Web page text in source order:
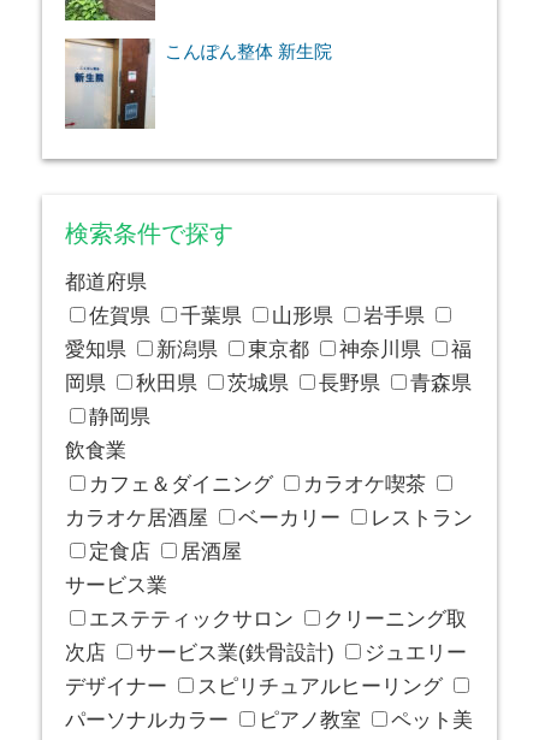
こんぽん整体 新生院
検索条件で探す
都道府県
佐賀県
千葉県 山形県
岩手県
愛知県
新潟県 東京都 神奈川県
福
岡県
秋田県 茨城県 長野県
青森県
静岡県
飲食業
カフェ＆ダイニング
カラオケ喫茶
カラオケ居酒屋
ベーカリー
レストラン
定食店
居酒屋
サービス業
エステティックサロン
クリーニング取
次店
サービス業(鉄骨設計)
ジュエリー
デザイナー
スピリチュアルヒーリング
パーソナルカラー
ピアノ教室
ペット美